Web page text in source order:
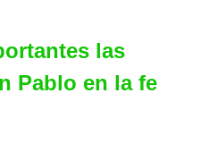
las
Pablo en la fe